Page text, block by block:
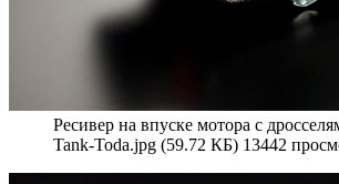
Ресивер на впуске мотора с
Tank-Toda.jpg (59.72 КБ) 13442